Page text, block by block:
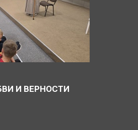
И ВЕРНОСТИ